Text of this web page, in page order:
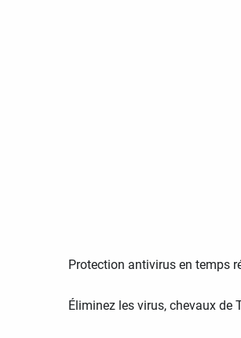
Protection antivirus en temps
Éliminez les virus, chevaux de